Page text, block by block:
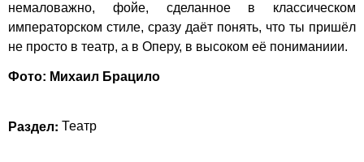
немаловажно, фойе, сделанное в классическом
императорском стиле, сразу даёт понять, что ты пришёл
не просто в театр, а в Оперу, в высоком её пониманиии.
Фото: Михаил Брацило
Раздел: Театр